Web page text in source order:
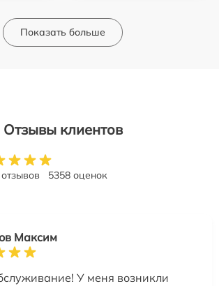
Показать больше
Отзывы клиентов
5358 оценок
Максим
У меня возникли